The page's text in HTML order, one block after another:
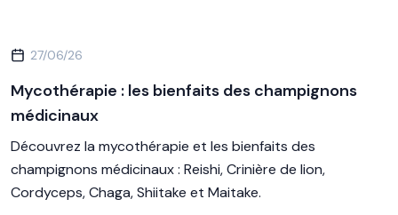
27/06/26
Mycothérapie : les bienfaits des champignons
médicinaux
Découvrez la mycothérapie et les bienfaits des
champignons médicinaux : Reishi, Crinière de lion,
Cordyceps, Chaga, Shiitake et Maitake.